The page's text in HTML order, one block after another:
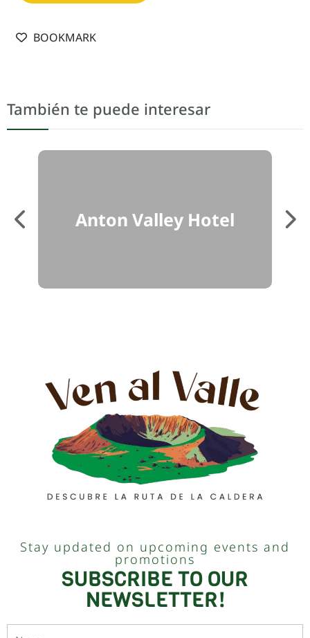
BOOKMARK
También te puede interesar
Anton Valley Hotel
Stay updated on upcoming events and
promotions
SUBSCRIBE TO OUR
NEWSLETTER!